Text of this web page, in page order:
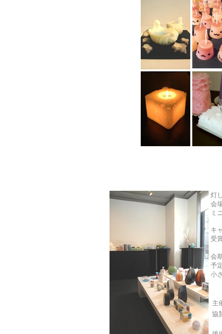
灯
会
ミ
キ
受
会
予
小
主
協